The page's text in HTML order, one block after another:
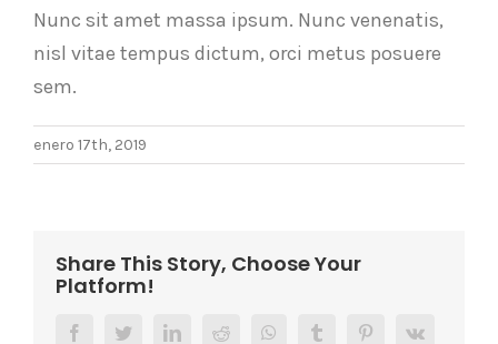
Nunc sit amet massa ipsum. Nunc venenatis,
nisl vitae tempus dictum, orci metus posuere
sem.
enero 17th, 2019
Share This Story, Choose Your
Platform!
facebooktwitter linkedinreddit whatsapptumblr pinterestvk